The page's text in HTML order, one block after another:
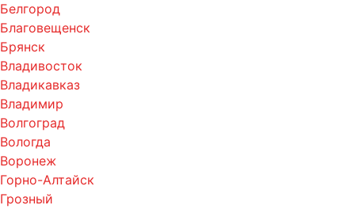
Белгород
Благовещенск
Брянск
Владивосток
Владикавказ
Владимир
Волгоград
Вологда
Воронеж
Горно-Алтайск
Грозный